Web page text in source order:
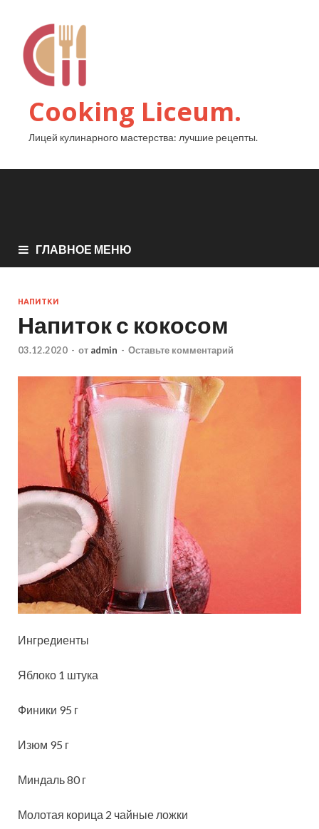
Cooking Liceum.
Лицей кулинарного мастерства: лучшие рецепты.
ГЛАВНОЕ МЕНЮ
НАПИТКИ
Напиток с кокосом
03.12.2020 - от admin - Оставьте комментарий
Ингредиенты
Яблоко 1 штука
Финики 95 г
Изюм 95 г
Миндаль 80 г
Молотая корица 2 чайные ложки